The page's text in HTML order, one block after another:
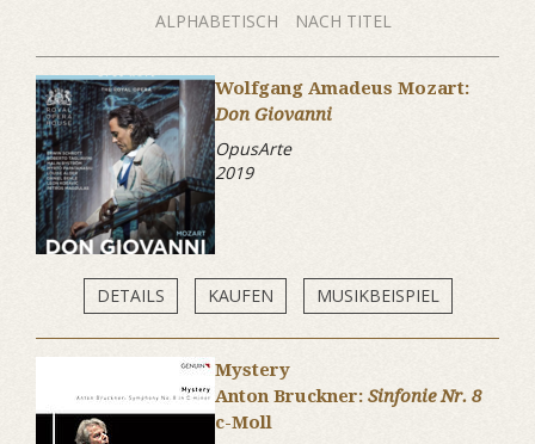
ALPHABETISCH
NACH TITEL
Wolfgang Amadeus Mozart:
Don Giovanni
OpusArte
2019
DETAILS KAUFEN MUSIKBEISPIEL
Mystery
Anton Bruckner: Sinfonie Nr. 8
c-Moll